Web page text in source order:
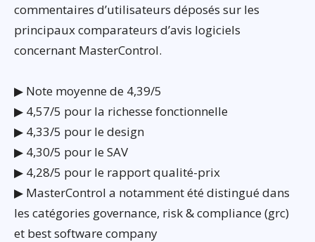
commentaires d’utilisateurs déposés sur les
principaux comparateurs d’avis logiciels
concernant MasterControl.
▶ Note moyenne de 4,39/5
▶ 4,57/5 pour la richesse fonctionnelle
▶ 4,33/5 pour le design
▶ 4,30/5 pour le SAV
▶ 4,28/5 pour le rapport qualité-prix
▶ MasterControl a notamment été distingué dans
les catégories governance, risk & compliance (grc)
et best software company